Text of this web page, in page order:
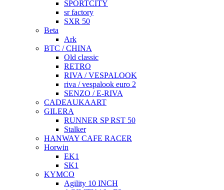
SPORTCITY
sr factory
SXR 50
Beta
Ark
BTC / CHINA
Old classic
RETRO
RIVA / VESPALOOK
riva / vespalook euro 2
SENZO / E-RIVA
CADEAUKAART
GILERA
RUNNER SP RST 50
Stalker
HANWAY CAFE RACER
Horwin
EK1
SK1
KYMCO
Agility 10 INCH